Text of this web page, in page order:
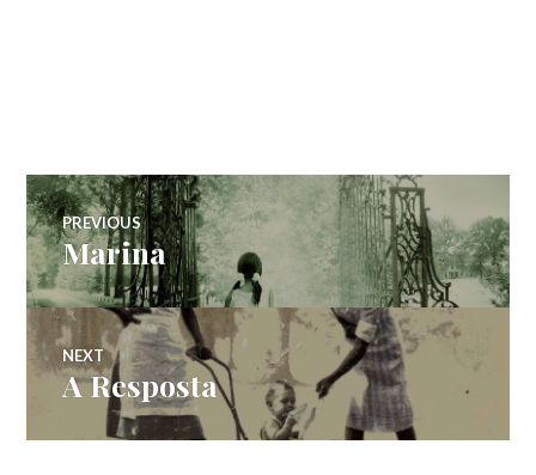
Navegação
de
Post
PREVIOUS
Previous
post:
Marina
NEXT
Next
post:
A Resposta